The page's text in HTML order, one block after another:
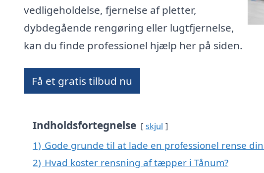
vedligeholdelse, fjernelse af pletter,
dybdegående rengøring eller lugtfjernelse,
kan du finde professionel hjælp her på siden.
Få et gratis tilbud nu
Indholdsfortegnelse skjul
1) Gode grunde til at lade en professionel rense
2) Hvad koster rensning af tæpper i Tånum?